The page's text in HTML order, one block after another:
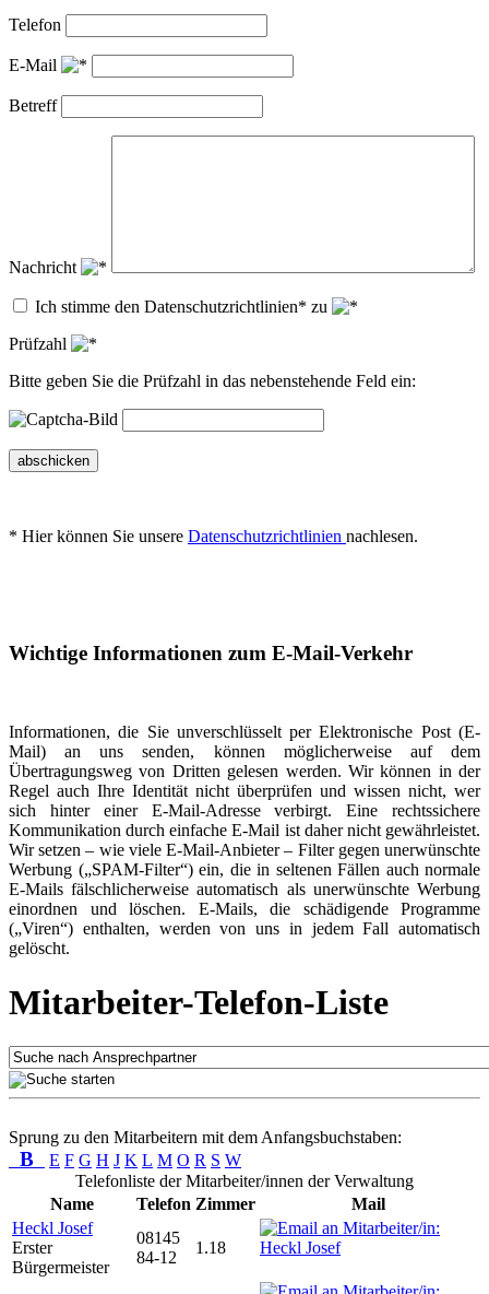
Telefon
E-Mail
Betreff
Nachricht
Ich stimme den Datenschutzrichtlinien* zu
Prüfzahl
Bitte geben Sie die Prüfzahl in das nebenstehende Feld ein:
abschicken
* Hier können Sie unsere Datenschutzrichtlinien nachlesen.
Wichtige Informationen zum E-Mail-Verkehr
Informationen, die Sie unverschlüsselt per Elektronische Post (E-
Mail) an uns senden, können möglicherweise auf dem
Übertragungsweg von Dritten gelesen werden. Wir können in der
Regel auch Ihre Identität nicht überprüfen und wissen nicht, wer
sich hinter einer E-Mail-Adresse verbirgt. Eine rechtssichere
Kommunikation durch einfache E-Mail ist daher nicht gewährleistet.
Wir setzen – wie viele E-Mail-Anbieter – Filter gegen unerwünschte
Werbung („SPAM-Filter“) ein, die in seltenen Fällen auch normale
E-Mails fälschlicherweise automatisch als unerwünschte Werbung
einordnen und löschen. E-Mails, die schädigende Programme
(„Viren“) enthalten, werden von uns in jedem Fall automatisch
gelöscht.
Mitarbeiter-Telefon-Liste
Sprung zu den Mitarbeitern mit dem Anfangsbuchstaben:
B E F G H J K L M O R S W
Telefonliste der Mitarbeiter/innen der Verwaltung
Name
Telefon Zimmer
Mail
Heckl Josef
Erster
Bürgermeister
08145
84-12
1.18